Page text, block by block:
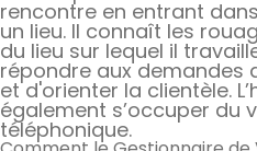
rencontre en entrant
un lieu. Il connaît les
du lieu sur lequel il
répondre aux demandes
et d'orienter la clientèle.
également s’occuper du
téléphonique.